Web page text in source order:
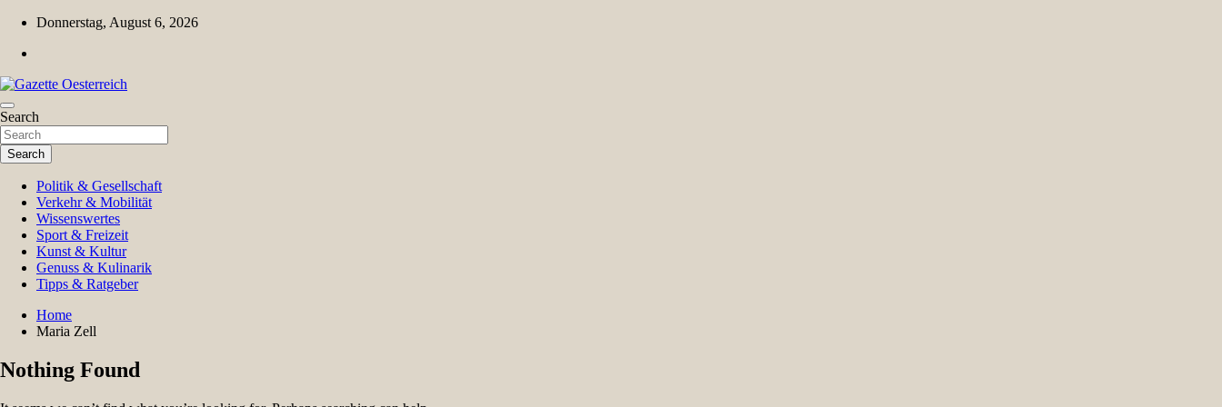
Skip
content
Donnerstag, August 6, 2026
Gazette Oesterreich
Magazin für Freizeit, Politik, Kultur & Wissenschaft
Search
Search
Politik & Gesellschaft
Verkehr & Mobilität
Wissenswertes
Sport & Freizeit
Kunst & Kultur
Genuss & Kulinarik
Tipps & Ratgeber
Home
Maria Zell
Nothing Found